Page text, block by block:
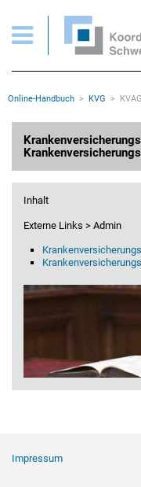
Wichtige Seiten
Home
Inhalt
Sitemap
Rootline Navigation
Online-Handbuch KVG
Inhalt
Externe Links > Admin
Impressum